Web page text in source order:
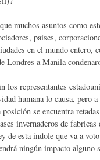
muchos asuntos como
países,
en el mundo entero,
Londres a Manila
los representantes
humana lo causa, pero
posición se encuentra
invernaderos de
de esta índole que va a
ningún impacto alguno